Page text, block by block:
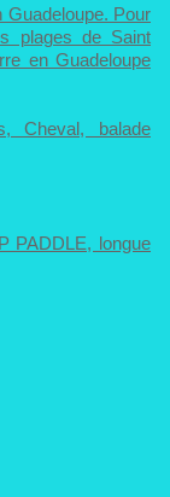
Guadeloupe. Pour
plages de Saint
en Guadeloupe
Cheval, balade
PADDLE, longue